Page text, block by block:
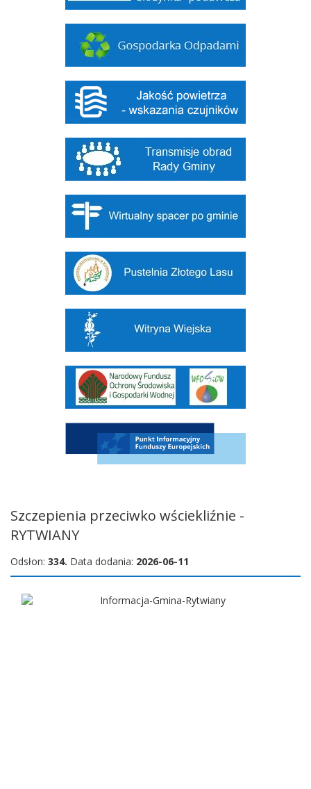
Szczepienia przeciwko wściekliźnie -
RYTWIANY
Odsłon: 334. Data dodania: 2026-06-11